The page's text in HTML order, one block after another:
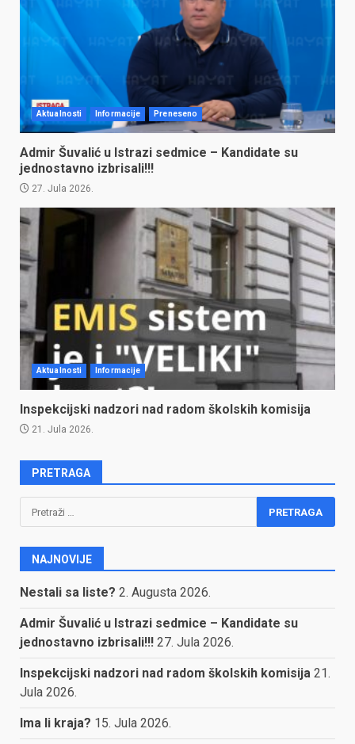
Aktualnosti Informacije Preneseno
Admir Šuvalić u Istrazi sedmice – Kandidate su
jednostavno izbrisali!!!
27. Jula 2026.
Aktualnosti Informacije
Inspekcijski nadzori nad radom školskih komisija
21. Jula 2026.
PRETRAGA
Pretraga:
NAJNOVIJE
Nestali sa liste? 2. Augusta 2026.
Admir Šuvalić u Istrazi sedmice – Kandidate su
jednostavno izbrisali!!! 27. Jula 2026.
Inspekcijski nadzori nad radom školskih komisija 21.
Jula 2026.
Ima li kraja? 15. Jula 2026.